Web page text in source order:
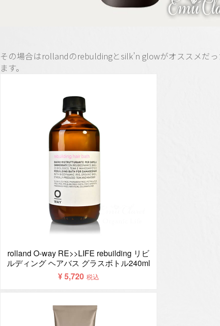
その場合はrollandのrebuldingとsilk’n glowがオススメだ
ます。